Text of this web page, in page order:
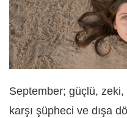
September; güçlü,
karşı şüpheci ve dışa